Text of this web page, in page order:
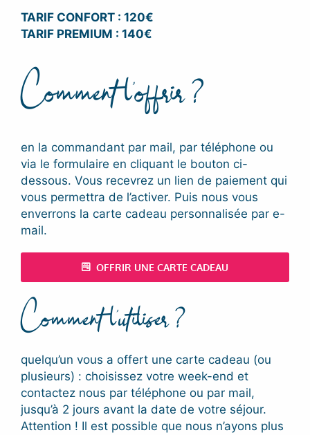
TARIF CONFORT : 120€
TARIF PREMIUM : 140€
Comment l’offrir ?
en la commandant par mail, par téléphone ou
via le formulaire en cliquant le bouton ci-
dessous. Vous recevrez un lien de paiement qui
vous permettra de l’activer. Puis nous vous
enverrons la carte cadeau personnalisée par e-
mail.
OFFRIR UNE CARTE CADEAU
Comment l’utiliser ?
quelqu’un vous a offert une carte cadeau (ou
plusieurs) : choisissez votre week-end et
contactez nous par téléphone ou par mail,
jusqu’à 2 jours avant la date de votre séjour.
Attention ! Il est possible que nous n’ayons plus